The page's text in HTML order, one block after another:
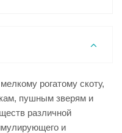
рогатому скоту,
пушным зверям и
различной
и